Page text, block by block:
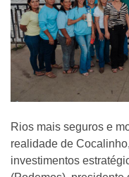
Rios mais seguros e
realidade de
investimentos